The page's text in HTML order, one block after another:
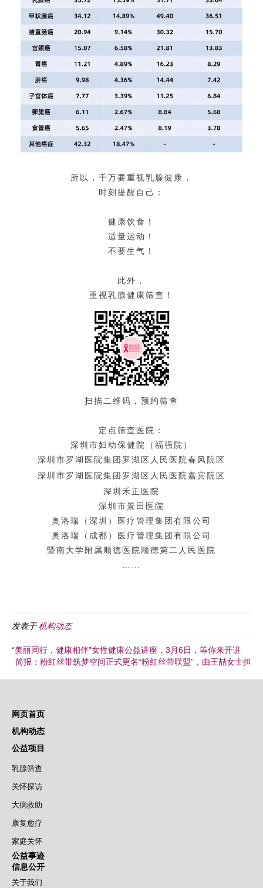
所以，千万要重视乳腺健康，
时刻提醒自己：
健康饮食！
适量运动！
不要生气！
此外，
重视乳腺健康筛查！
扫描二维码，预约筛查
定点筛查医院：
深圳市妇幼保健院（福强院）
深圳市罗湖医院集团罗湖区人民医院春风院区
深圳市罗湖医院集团罗湖区人民医院嘉宾院区
深圳禾正医院
深圳市景田医院
奥洛瑞（深圳）医疗管理集团有限公司
奥洛瑞（成都）医疗管理集团有限公司
暨南大学附属顺德医院顺德第二人民医院
……
发表于机构动态
“美丽同行，健康相伴”女性健康公益讲座，3月6日，等你来开讲
简报：粉红丝带筑梦空间正式更名“粉红丝带联盟”，由王喆女士担
网页首页
机构动态
公益项目
乳腺筛查
关怀探访
大病救助
康复愈疗
家庭关怀
公益事迹
信息公开
关于我们